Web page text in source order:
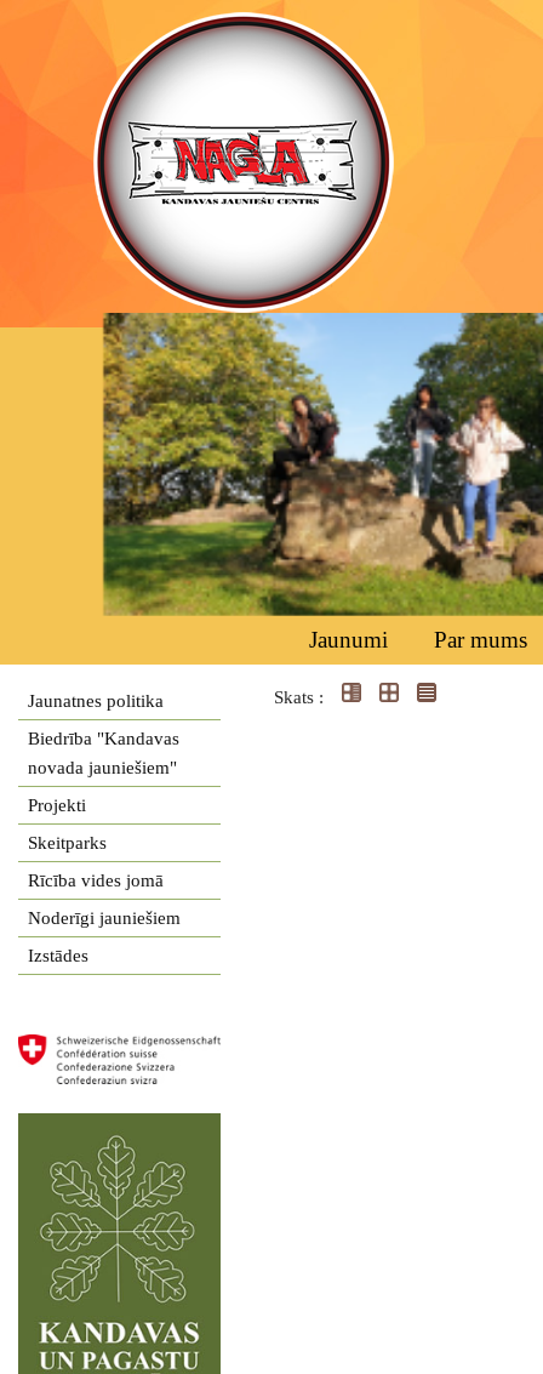
Jaunumi Par mums
Jaunatnes politika
Biedrība "Kandavas
novada jauniešiem"
Projekti
Skeitparks
Rīcība vides jomā
Noderīgi jauniešiem
Izstādes
Skats :